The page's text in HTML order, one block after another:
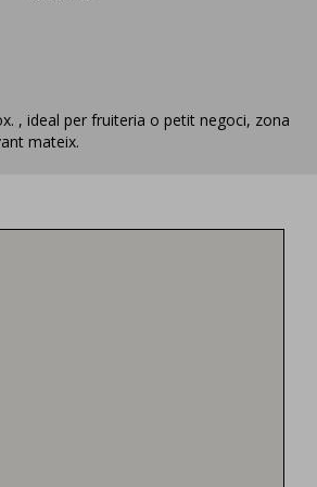
, ideal per fruiteria o petit negoci, zona
mateix.